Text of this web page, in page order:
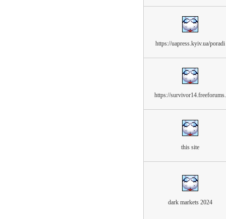
https://uapress.kyiv.ua/poradi
https://survivor14.freeforums.
this site
dark markets 2024